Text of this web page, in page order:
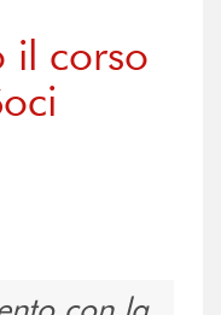
il corso